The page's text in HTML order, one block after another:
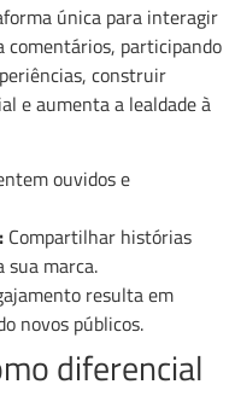
única para interagir
comentários, participando
construir
e aumenta a lealdade à
ouvidos e
Compartilhar histórias
sua marca.
resulta em
novos públicos.
diferencial